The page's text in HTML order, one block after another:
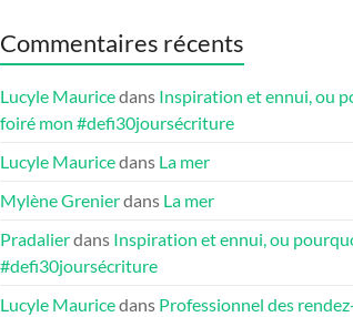
Commentaires récents
Lucyle Mauricedans Inspiration et ennui, ou
foiré mon #defi30joursécriture
Lucyle Mauricedans La mer
Mylène Grenierdans La mer
Pradalierdans Inspiration et ennui, ou
#defi30joursécriture
Lucyle Mauricedans Professionnel des